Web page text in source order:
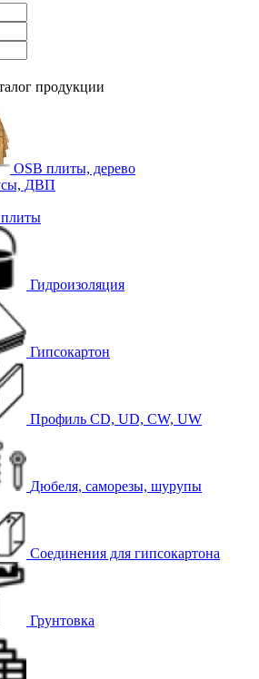
продукции
OSB плиты, дерево
ДВП
Гидроизоляция
Гипсокартон
Профиль CD, UD, CW, UW
Дюбеля, саморезы, шурупы
Соединения для гипcокартона
Грунтовка